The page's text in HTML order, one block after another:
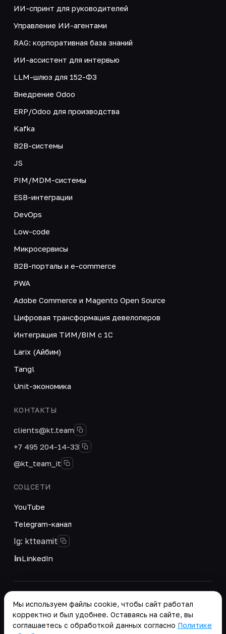
ИИ-спринт для руководителей
Управление ИИ-агентами
RAG: корпоративная база знаний
ИИ-ассистент для интервью
LLM-шлюз для 152-ФЗ
Внедрение Odoo
ERP/Odoo для производства
Kafka
B2B-системы
JS
PIM/MDM-системы
ESB-интеграции
DevOps
Low-code
Микросервисы
B2B-порталы и e-commerce
PWA
Adobe Commerce и Magento Open Source
Цифровая трансформация девелоперов
Интеграция ТИМ/BIM с 1С
Larix (Айбим)
Tangl
Unit-экономика
КОНТАКТЫ
clients@kt.team
+7 495 204-14-33
@kt_team_it
СОЦСЕТИ
YouTube
Telegram-канал
Ig: ktteamit
LinkedIn
решений и корпоративных систем.
Реквизиты
Положение о работе с персональными данными
Мы используем файлы cookie, чтобы сайт работал
корректно и был удобнее. Оставаясь на сайте, вы
соглашаетесь с обработкой данных согласно Политике